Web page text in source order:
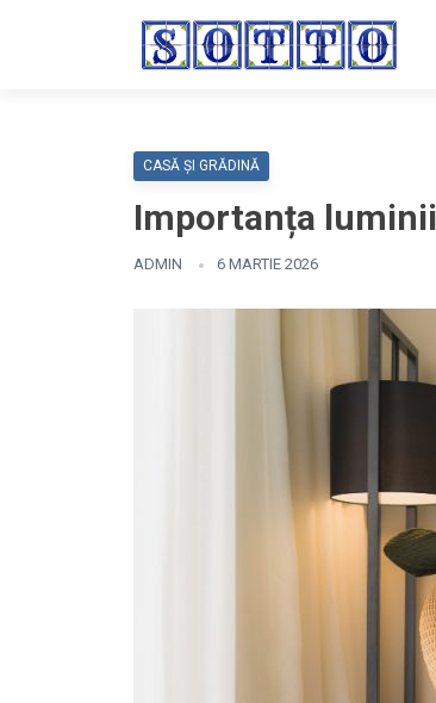
CASĂ ȘI GRĂDINĂ
Importanța
ADMIN 6 MARTIE 2026